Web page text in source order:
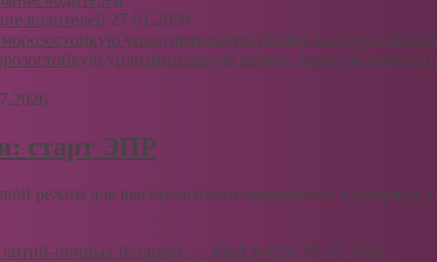
водителей 27.01.2020
уплотнительную резину, которую можно
старт ЭПР
режим для высокоавтоматизированных карьерных
03.07.2026